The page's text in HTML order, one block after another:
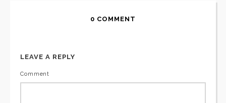
0 COMMENT
LEAVE A REPLY
Comment